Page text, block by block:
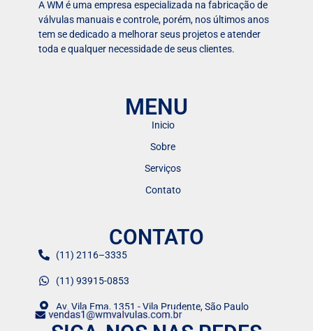
A WM é uma empresa especializada na fabricação de
válvulas manuais e controle, porém, nos últimos anos
tem se dedicado a melhorar seus projetos e atender
toda e qualquer necessidade de seus clientes.
MENU
Inicio
Sobre
Serviços
Contato
CONTATO
(11) 2116–3335
(11) 93915-0853
Av. Vila Ema, 1351 - Vila Prudente, São Paulo